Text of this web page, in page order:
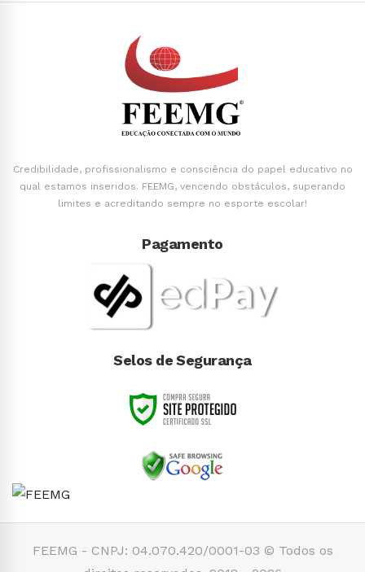
Credibilidade, profissionalismo e consciência do papel educativo no
qual estamos inseridos. FEEMG, vencendo obstáculos, superando
limites e acreditando sempre no esporte escolar!
Pagamento
Selos de Segurança
FEEMG - CNPJ: 04.070.420/0001-03 © Todos os